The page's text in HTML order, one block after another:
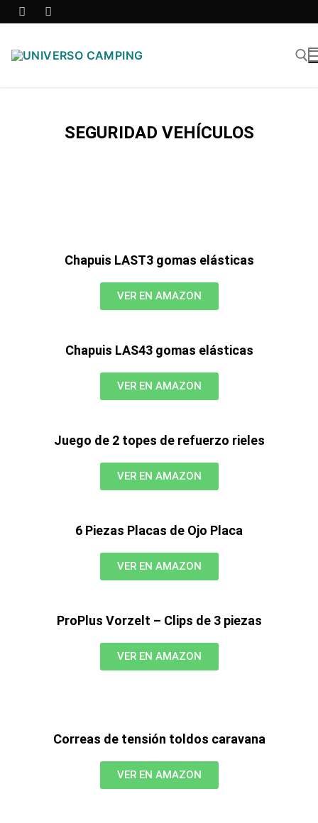
SEGURIDAD VEHÍCULOS
Chapuis LAST3 gomas elásticas
VER EN AMAZON
Chapuis LAS43 gomas elásticas
VER EN AMAZON
Juego de 2 topes de refuerzo rieles
VER EN AMAZON
6 Piezas Placas de Ojo Placa
VER EN AMAZON
ProPlus Vorzelt – Clips de 3 piezas
VER EN AMAZON
Correas de tensión toldos caravana
VER EN AMAZON